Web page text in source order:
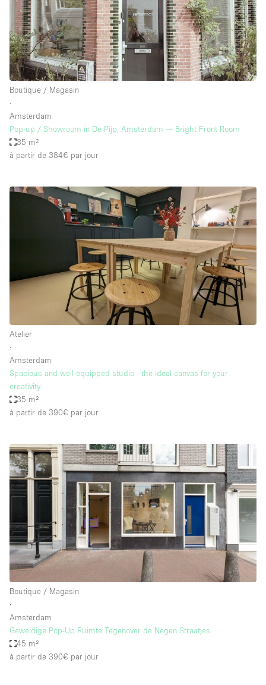
Boutique / Magasin
∙
Amsterdam
Pop-up / Showroom in De Pijp, Amsterdam — Bright Front Room
35 m²
à partir de 384€ par jour
Atelier
∙
Amsterdam
Spacious and well-equipped studio - the ideal canvas for your
creativity
35 m²
à partir de 390€ par jour
Boutique / Magasin
∙
Amsterdam
Geweldige Pop-Up Ruimte Tegenover de Negen Straatjes
45 m²
à partir de 390€ par jour